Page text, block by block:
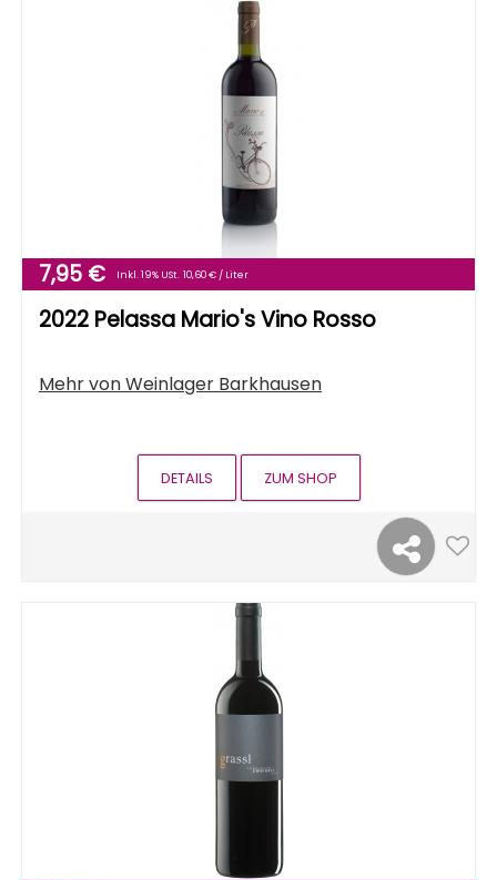
7,95 € Inkl. 19% USt. 10,60 € / Liter
2022 Pelassa Mario's Vino Rosso
Mehr vonWeinlager Barkhausen
DETAILS ZUM SHOP